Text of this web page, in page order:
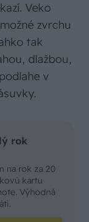
Veko
zvrchu
tak
dlažbou,
v
rok
na rok za 20
kartu
Výhodná